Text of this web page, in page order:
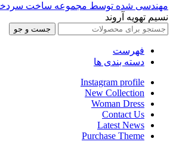
مهندسی شده توسط مجموعه ساخت
نسیم تهویه آروند
جست و جو
فهرست
دسته بندی ها
Instagram profile
New Collection
Woman Dress
Contact Us
Latest News
Purchase Theme